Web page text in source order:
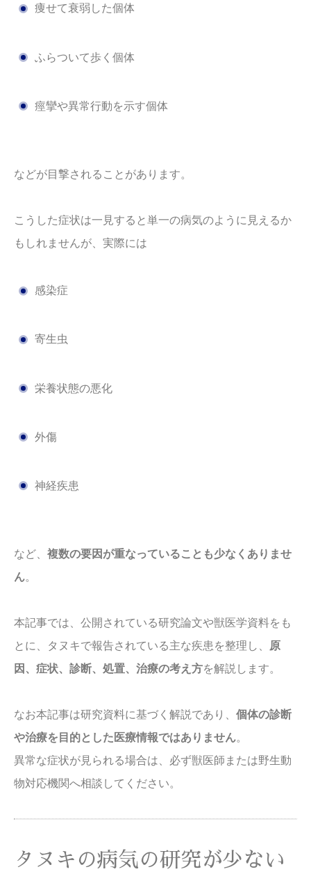
痩せて衰弱した個体
ふらついて歩く個体
痙攣や異常行動を示す個体
などが目撃されることがあります。
こうした症状は一見すると単一の病気のように見えるか
もしれませんが、実際には
感染症
寄生虫
栄養状態の悪化
外傷
神経疾患
など、 複数の要因が重なっていることも少なくありませ
ん。
本記事では、公開されている研究論文や獣医学資料をも
とに、タヌキで報告されている主な疾患を整理し、 原
因、症状、診断、処置、治療の考え方を解説します。
なお本記事は研究資料に基づく解説であり、 個体の診断
や治療を目的とした医療情報ではありません。
異常な症状が見られる場合は、必ず獣医師または野生動
物対応機関へ相談してください。
タヌキの病気の研究が少ない